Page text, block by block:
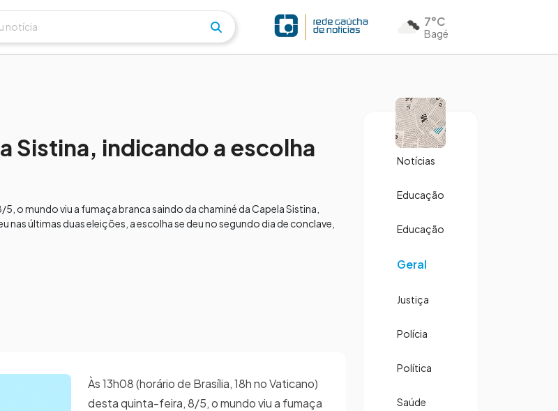
7°C
Bagé
Sistina, indicando a escolha
o mundo viu a fumaça branca saindo da chaminé da Capela Sistina,
últimas duas eleições, a escolha se deu no segundo dia de conclave,
Às 13h08 (horário de Brasília, 18h no Vaticano)
desta quinta-feira, 8/5, o mundo viu a fumaça
Notícias
Educação
Educação
Geral
Justiça
Polícia
Política
Saúde